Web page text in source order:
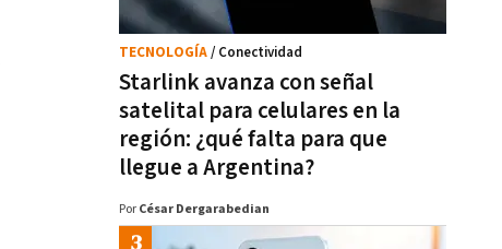
Starlink avanza con señal
satelital para celulares en la
región: ¿qué falta para que
llegue a Argentina?
TECNOLOGÍA/ Conectividad
Por César Dergarabedian